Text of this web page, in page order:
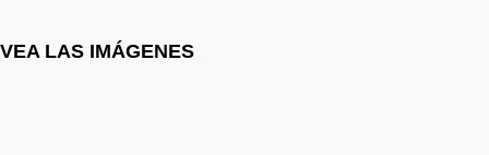
VEA LAS IMÁGENES